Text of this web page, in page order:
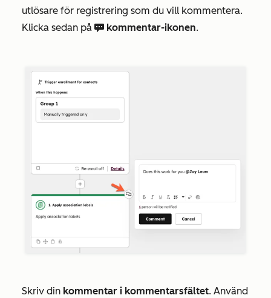
utlösare för registrering som du vill kommentera.
Klicka sedan på comments kommentar-ikonen.
Skriv din kommentar i kommentarsfältet. Använd